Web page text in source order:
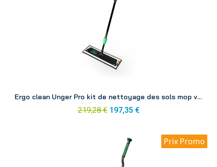
Ergo clean Unger Pro kit de nettoyage des sols mop velcro FAKT1
219,28 € 197,35 €
Prix Promo